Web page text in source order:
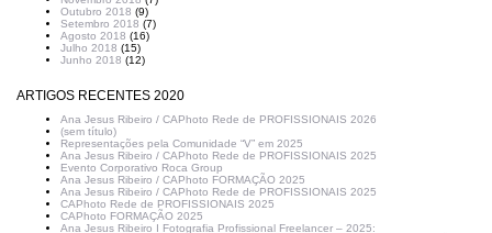
Outubro 2018 (9)
Setembro 2018 (7)
Agosto 2018 (16)
Julho 2018 (15)
Junho 2018 (12)
ARTIGOS RECENTES 2020
Ana Jesus Ribeiro / CAPhoto Rede de PROFISSIONAIS 2026
(sem título)
Representações pela Comunidade “V” em 2025
Ana Jesus Ribeiro / CAPhoto Rede de PROFISSIONAIS 2025
Evento Corporativo Roca Group
Ana Jesus Ribeiro / CAPhoto FORMAÇÃO 2025
Ana Jesus Ribeiro / CAPhoto Rede de PROFISSIONAIS 2025
CAPhoto Rede de PROFISSIONAIS 2025
CAPhoto FORMAÇÃO 2025
Ana Jesus Ribeiro I Fotografia Profissional Freelancer – 2025: